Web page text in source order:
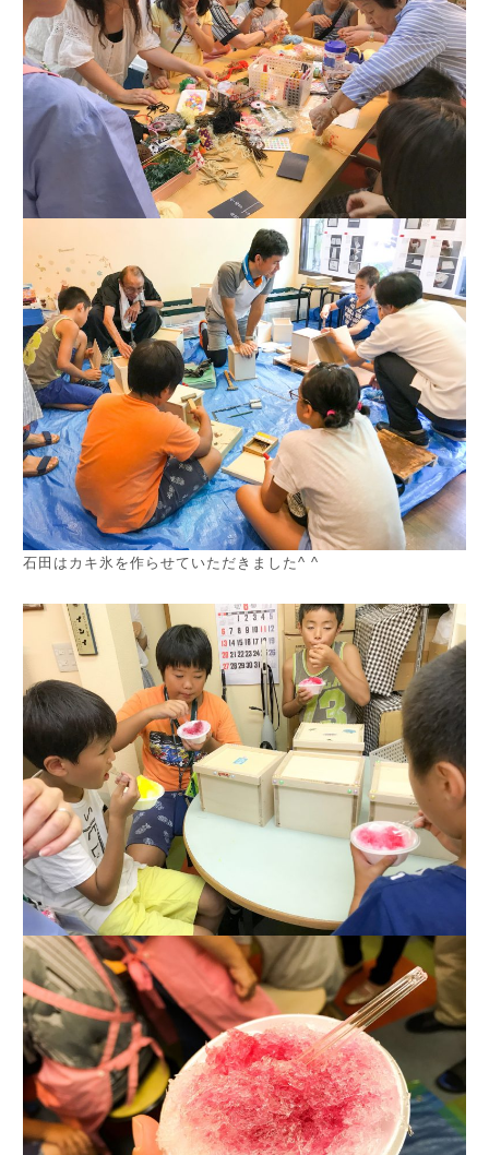
石田はカキ氷を作らせていただきました^ ^